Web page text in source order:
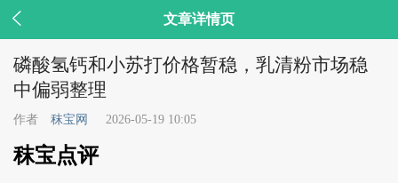
 文章详情页
磷酸氢钙和小苏打价格暂稳，乳清粉市场稳
中偏弱整理
作者 秣宝网 2026-05-19 10:05
秣宝点评